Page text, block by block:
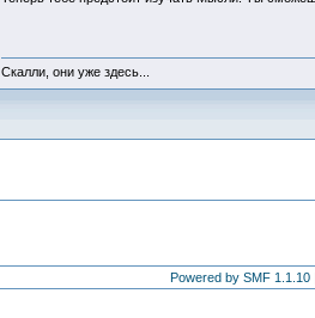
Скалли, они уже здесь...
Powered by SMF 1.1.10